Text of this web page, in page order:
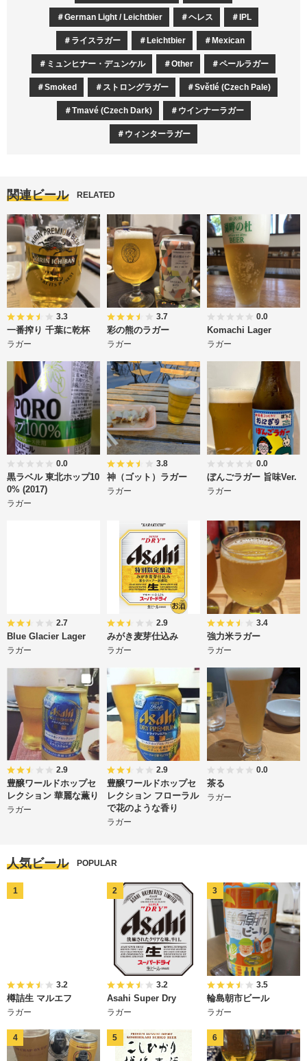
German Light / Leichtbier ヘレス IPL
ライスラガー Leichtbier Mexican
ミュンヒナー・デュンケル Other ペールラガー
Smoked ストロングラガー Světlé (Czech Pale)
Tmavé (Czech Dark) ウインナーラガー
ウィンターラガー
関連ビール RELATED
3.3
一番搾り 千葉に乾杯
ラガー
3.7
彩の熊のラガー
ラガー
0.0
Komachi Lager
ラガー
0.0
黒ラベル 東北ホップ10
0% (2017)
ラガー
3.8
神（ゴット）ラガー
ラガー
0.0
ぼんごラガー 旨味Ver.
ラガー
2.7
Blue Glacier Lager
ラガー
2.9
みがき麦芽仕込み
ラガー
3.4
強力米ラガー
ラガー
2.9
豊醸ワールドホップセ
レクション 華麗な薫り
ラガー
2.9
豊醸ワールドホップセ
レクション フローラル
で花のような香り
ラガー
0.0
茶る
ラガー
人気ビール POPULAR
3.2
樽詰生 マルエフ
ラガー
3.2
Asahi Super Dry
ラガー
3.5
輪島朝市ビール
ラガー